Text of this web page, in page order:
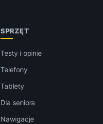
SPRZĘT
Testy i opinie
Telefony
Tablety
Dla seniora
Nawigacje